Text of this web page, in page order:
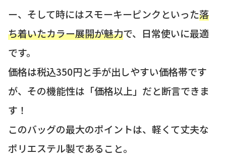
ー、そして時にはスモーキーピンクといった落
ち着いたカラー展開が魅力で、日常使いに最適
です。
価格は税込350円と手が出しやすい価格帯です
が、その機能性は「価格以上」だと断言できま
す！
このバッグの最大のポイントは、軽くて丈夫な
ポリエステル製であること。